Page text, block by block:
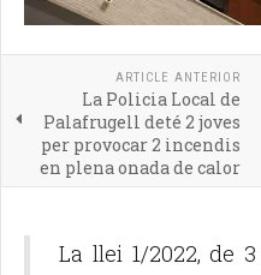
ARTICLE ANTERIOR
La Policia Local de
Palafrugell deté 2 joves
per provocar 2 incendis
en plena onada de calor
La llei 1/2022, de